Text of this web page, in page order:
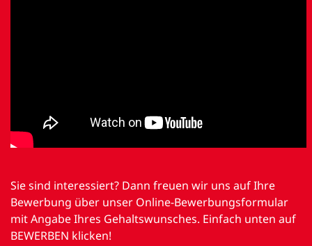
Sie sind interessiert? Dann freuen wir uns auf Ihre
Bewerbung über unser Online-Bewerbungsformular
mit Angabe Ihres Gehaltswunsches. Einfach unten auf
BEWERBEN klicken!